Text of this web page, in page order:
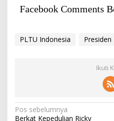
Facebook Comments
PLTU Indonesia
Ikuti
Navigasi
Pos sebelumnya
Berkat Kepedulian Ricky